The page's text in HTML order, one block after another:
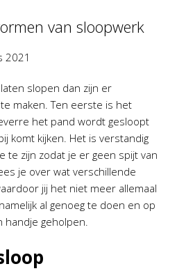
van sloopwerk
2021
slopen dan zijn er
maken. Ten eerste is het
het pand wordt gesloopt
komt kijken. Het is verstandig
te zijn zodat je er geen spijt van
je over wat verschillende
jij het niet meer allemaal
al genoeg te doen en op
handje geholpen.